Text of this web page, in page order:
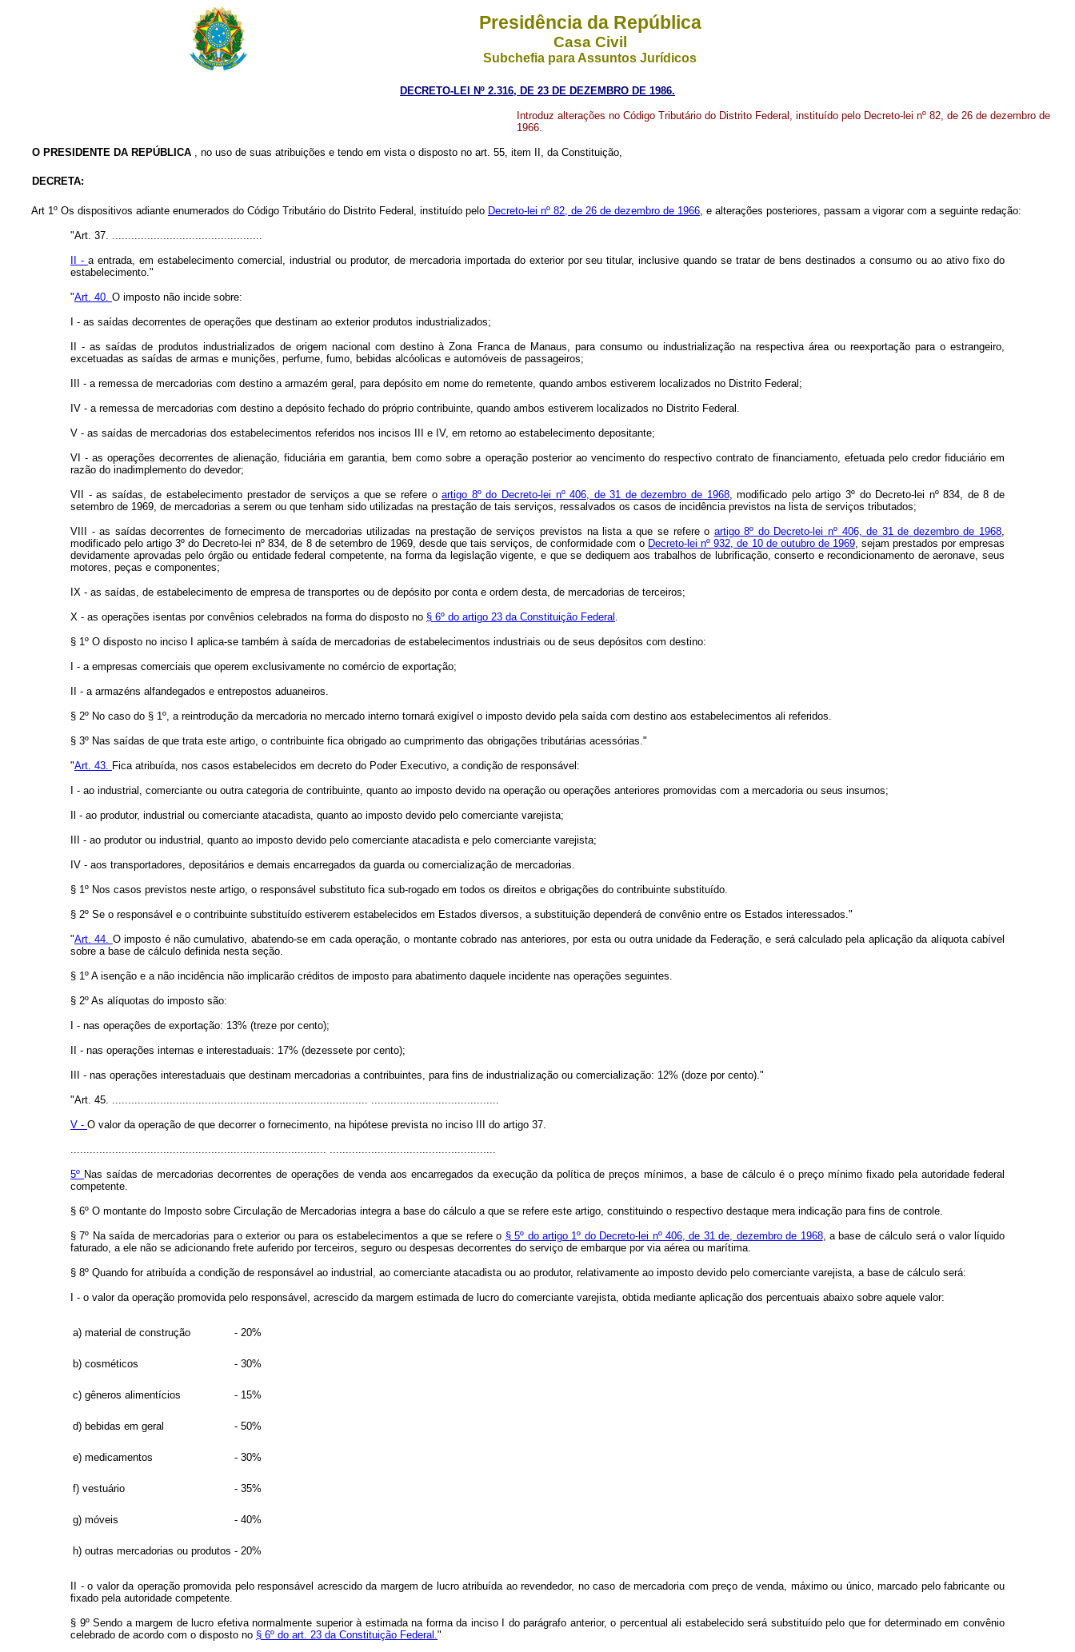
Presidência da República
Casa Civil
Subchefia para Assuntos Jurídicos
DECRETO-LEI Nº 2.316, DE 23 DE DEZEMBRO DE 1986.
Introduz alterações no Código Tributário do Distrito Federal, instituído pelo Decreto-lei nº 82, de 26 de dezembro de
1966.
O PRESIDENTE DA REPÚBLICA , no uso de suas atribuições e tendo em vista o disposto no art. 55, item II, da Constituição,
DECRETA:
Art 1º Os dispositivos adiante enumerados do Código Tributário do Distrito Federal, instituído pelo Decreto-lei nº 82, de 26 de dezembro de 1966 , e alterações posteriores, passam a vigorar com a seguinte redação:
"Art. 37. ...............................................
II - a entrada, em estabelecimento comercial, industrial ou produtor, de mercadoria importada do exterior por seu titular, inclusive quando se tratar de bens destinados a consumo ou ao ativo fixo do
estabelecimento."
"Art. 40. O imposto não incide sobre:
I - as saídas decorrentes de operações que destinam ao exterior produtos industrializados;
II - as saídas de produtos industrializados de origem nacional com destino à Zona Franca de Manaus, para consumo ou industrialização na respectiva área ou reexportação para o estrangeiro,
excetuadas as saídas de armas e munições, perfume, fumo, bebidas alcóolicas e automóveis de passageiros;
III - a remessa de mercadorias com destino a armazém geral, para depósito em nome do remetente, quando ambos estiverem localizados no Distrito Federal;
IV - a remessa de mercadorias com destino a depósito fechado do próprio contribuinte, quando ambos estiverem localizados no Distrito Federal.
V - as saídas de mercadorias dos estabelecimentos referidos nos incisos III e IV, em retorno ao estabelecimento depositante;
VI - as operações decorrentes de alienação, fiduciária em garantia, bem como sobre a operação posterior ao vencimento do respectivo contrato de financiamento, efetuada pelo credor fiduciário em
razão do inadimplemento do devedor;
VII - as saídas, de estabelecimento prestador de serviços a que se refere oartigo 8º do Decreto-lei nº 406, de 31 de dezembro de 1968, modificado pelo artigo 3º do Decreto-lei nº 834, de 8 de
setembro de 1969, de mercadorias a serem ou que tenham sido utilizadas na prestação de tais serviços, ressalvados os casos de incidência previstos na lista de serviços tributados;
VIII - as saídas decorrentes de fornecimento de mercadorias utilizadas na prestação de serviços previstos na lista a que se refere o artigo 8º do Decreto-lei nº 406, de 31 de dezembro de 1968
modificado pelo artigo 3º do Decreto-lei nº 834, de 8 de setembro de 1969, desde que tais serviços, de conformidade com o Decreto-lei nº 932, de 10 de outubro de 1969, sejam prestados por empresas
devidamente aprovadas pelo órgão ou entidade federal competente, na forma da legislação vigente, e que se dediquem aos trabalhos de lubrificação, conserto e recondicionamento de aeronave, seus
motores, peças e componentes;
IX - as saídas, de estabelecimento de empresa de transportes ou de depósito por conta e ordem desta, de mercadorias de terceiros;
X - as operações isentas por convênios celebrados na forma do disposto no § 6º do artigo 23 da Constituição Federal
§ 1º O disposto no inciso I aplica-se também à saída de mercadorias de estabelecimentos industriais ou de seus depósitos com destino:
I - a empresas comerciais que operem exclusivamente no comércio de exportação;
II - a armazéns alfandegados e entrepostos aduaneiros.
§ 2º No caso do § 1º, a reintrodução da mercadoria no mercado interno tornará exigível o imposto devido pela saída com destino aos estabelecimentos ali referidos.
§ 3º Nas saídas de que trata este artigo, o contribuinte fica obrigado ao cumprimento das obrigações tributárias acessórias."
"Art. 43. Fica atribuída, nos casos estabelecidos em decreto do Poder Executivo, a condição de responsável:
I - ao industrial, comerciante ou outra categoria de contribuinte, quanto ao imposto devido na operação ou operações anteriores promovidas com a mercadoria ou seus insumos;
Il - ao produtor, industrial ou comerciante atacadista, quanto ao imposto devido pelo comerciante varejista;
III - ao produtor ou industrial, quanto ao imposto devido pelo comerciante atacadista e pelo comerciante varejista;
IV - aos transportadores, depositários e demais encarregados da guarda ou comercialização de mercadorias.
§ 1º Nos casos previstos neste artigo, o responsável substituto fica sub-rogado em todos os direitos e obrigações do contribuinte substituído.
§ 2º Se o responsável e o contribuinte substituído estiverem estabelecidos em Estados diversos, a substituição dependerá de convênio entre os Estados interessados."
"Art. 44. O imposto é não cumulativo, abatendo-se em cada operação, o montante cobrado nas anteriores, por esta ou outra unidade da Federação, e será calculado pela aplicação da alíquota cabível
sobre a base de cálculo definida nesta seção.
§ 1º A isenção e a não incidência não implicarão créditos de imposto para abatimento daquele incidente nas operações seguintes.
§ 2º As alíquotas do imposto são:
I - nas operações de exportação: 13% (treze por cento);
II - nas operações internas e interestaduais: 17% (dezessete por cento);
III - nas operações interestaduais que destinam mercadorias a contribuintes, para fins de industrialização ou comercialização: 12% (doze por cento)."
"Art. 45. ................................................................................ ........................................
V - O valor da operação de que decorrer o fornecimento, na hipótese prevista no inciso III do artigo 37.
5º Nas saídas de mercadorias decorrentes de operações de venda aos encarregados da execução da política de preços mínimos, a base de cálculo é o preço mínimo fixado pela autoridade federal
competente.
§ 6º O montante do Imposto sobre Circulação de Mercadorias integra a base do cálculo a que se refere este artigo, constituindo o respectivo destaque mera indicação para fins de controle.
§ 7º Na saída de mercadorias para o exterior ou para os estabelecimentos a que se refere o § 5º do artigo 1º do Decreto-lei nº 406, de 31 de, dezembro de 1968, a base de cálculo será o valor líquido
faturado, a ele não se adicionando frete auferido por terceiros, seguro ou despesas decorrentes do serviço de embarque por via aérea ou marítima.
§ 8º Quando for atribuída a condição de responsável ao industrial, ao comerciante atacadista ou ao produtor, relativamente ao imposto devido pelo comerciante varejista, a base de cálculo será:
I - o valor da operação promovida pelo responsável, acrescido da margem estimada de lucro do comerciante varejista, obtida mediante aplicação dos percentuais abaixo sobre aquele valor:
a) material de construção - 20%
b) cosméticos - 30%
c) gêneros alimentícios - 15%
d) bebidas em geral - 50%
e) medicamentos - 30%
f) vestuário - 35%
g) móveis - 40%
h) outras mercadorias ou produtos - 20%
II - o valor da operação promovida pelo responsável acrescido da margem de lucro atribuída ao revendedor, no caso de mercadoria com preço de venda, máximo ou único, marcado pelo fabricante ou
fixado pela autoridade competente.
§ 9º Sendo a margem de lucro efetiva normalmente superior à estimada na forma da inciso I do parágrafo anterior, o percentual ali estabelecido será substituído pelo que for determinado em convênio
celebrado de acordo com o disposto no § 6º do art. 23 da Constituição Federal. "